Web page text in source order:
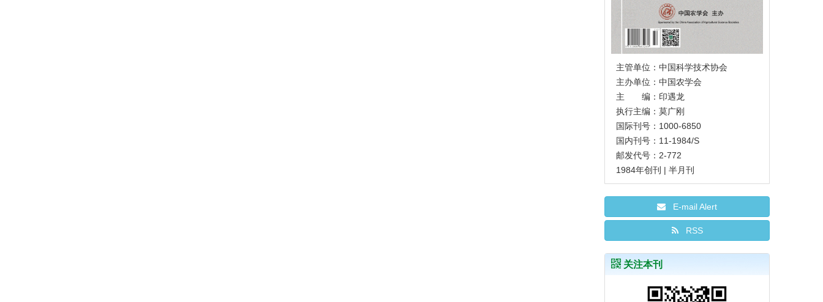
主管单位：中国科学技术协会
主办单位：中国农学会
主 编：印遇龙
执行主编：莫广刚
国际刊号：1000-6850
国内刊号：11-1984/S
邮发代号：2-772
1984年创刊 | 半月刊
E-mail Alert
RSS
关注本刊